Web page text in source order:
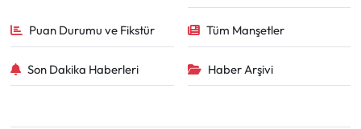
Puan Durumu ve Fikstür Tüm Manşetler
Son Dakika Haberleri Haber Arşivi